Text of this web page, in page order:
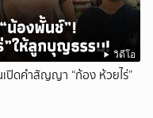
วิดีโอ
ปิดคำสัญญา “ก้อง ห้วยไร่”